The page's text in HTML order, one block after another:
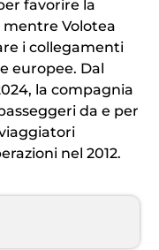
favorire la
Volotea
i collegamenti
europee. Dal
la compagnia
da e per
nel 2012.